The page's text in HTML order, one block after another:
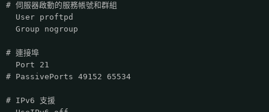
# 伺服器啟動的服務帳號和群組
User proftpd
Group nogroup
# 連接埠
Port 21
# PassivePorts 49152 65534
# IPv6 支援